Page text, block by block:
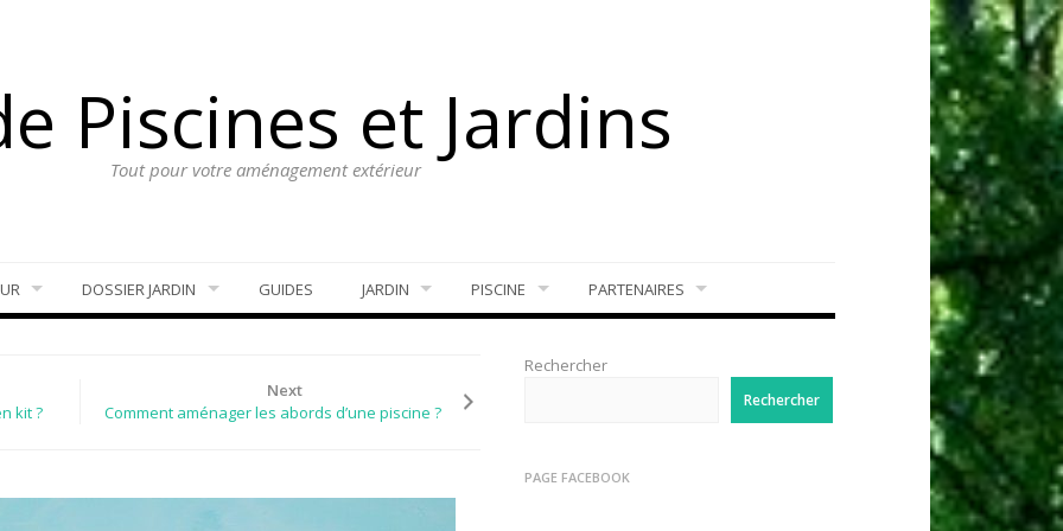
Piscines et Jardins
Tout pour votre aménagement extérieur
DOSSIER JARDIN GUIDES JARDIN PISCINE PARTENAIRES
kit ?
Next
Comment aménager les abords d’une piscine ?
Rechercher
Rechercher
PAGE FACEBOOK